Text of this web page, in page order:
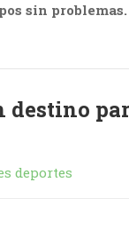
sin problemas.
destino
deportes